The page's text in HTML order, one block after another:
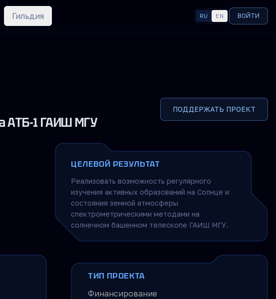
Гильдия ЯЗЫК
RU EN ВОЙТИ
АТБ-1 ГАИШ МГУ
ПОДДЕРЖАТЬ ПРОЕКТ
ЦЕЛЕВОЙ РЕЗУЛЬТАТ
Реализовать возможность регулярного
изучения активных образований на Солнце и
состояния земной атмосферы
спектрометрическими методами на
солнечном башенном телескопе ГАИШ МГУ.
ТИП ПРОЕКТА
Финансирование